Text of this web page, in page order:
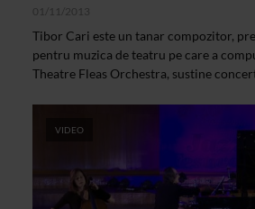
01/11/2013
Tibor Cari este un tanar compozitor,
pentru muzica de teatru pe care a
Theatre Fleas Orchestra, sustine
VIDEO